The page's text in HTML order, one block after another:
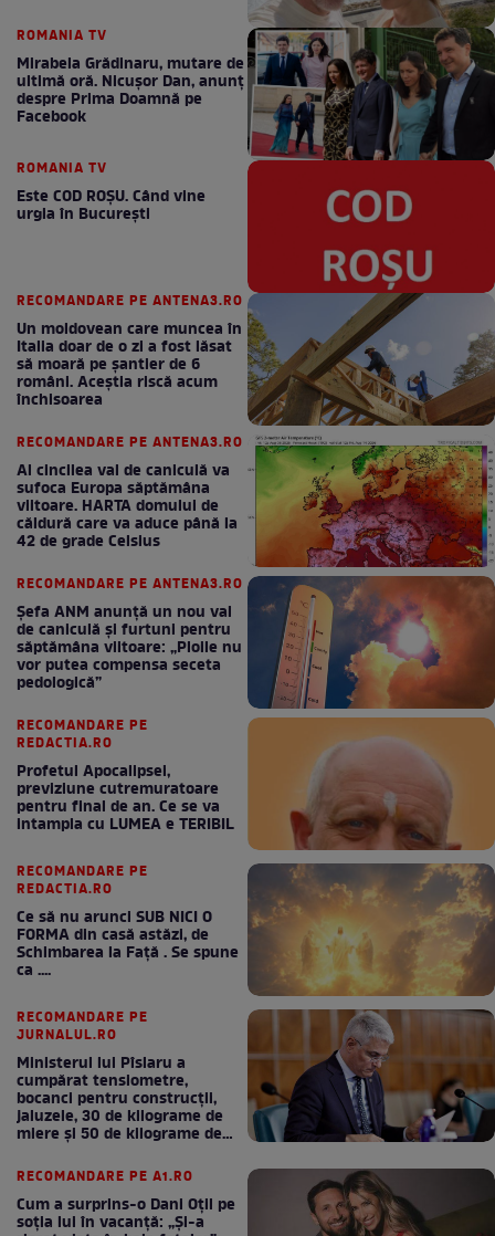
ROMANIA TV
Mirabela Grădinaru, mutare de
ultimă oră. Nicuşor Dan, anunţ
despre Prima Doamnă pe
Facebook
ROMANIA TV
Este COD ROŞU. Când vine
urgia în Bucureşti
RECOMANDARE PE ANTENA3.RO
Un moldovean care muncea în
Italia doar de o zi a fost lăsat
să moară pe şantier de 6
români. Aceștia riscă acum
închisoarea
RECOMANDARE PE ANTENA3.RO
Al cincilea val de caniculă va
sufoca Europa săptămâna
viitoare. HARTA domului de
căldură care va aduce până la
42 de grade Celsius
RECOMANDARE PE ANTENA3.RO
Șefa ANM anunță un nou val
de caniculă și furtuni pentru
săptămâna viitoare: „Ploile nu
vor putea compensa seceta
pedologică”
RECOMANDARE PE
REDACTIA.RO
Profetul Apocalipsei,
previziune cutremuratoare
pentru final de an. Ce se va
intampla cu LUMEA e TERIBIL
RECOMANDARE PE
REDACTIA.RO
Ce să nu arunci SUB NICI O
FORMA din casă astăzi, de
Schimbarea la Față . Se spune
ca ....
RECOMANDARE PE
JURNALUL.RO
Ministerul lui Pîslaru a
cumpărat tensiometre,
bocanci pentru construcții,
jaluzele, 30 de kilograme de
miere și 50 de kilograme de
RECOMANDARE PE A1.RO
Cum a surprins-o Dani Oțil pe
soția lui în vacanță: „Și-a